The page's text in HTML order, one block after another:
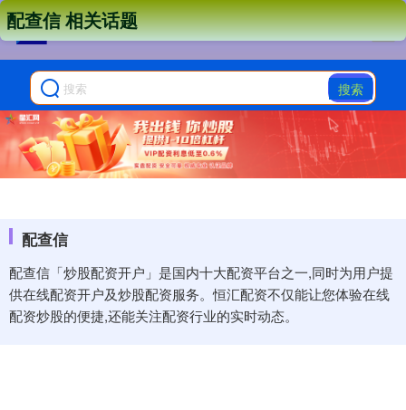
搜索
配查信
配查信「炒股配资开户」是国内十大配资平台之一,同时为用户提
供在线配资开户及炒股配资服务。恒汇配资不仅能让您体验在线
配资炒股的便捷,还能关注配资行业的实时动态。
配查信 相关话题